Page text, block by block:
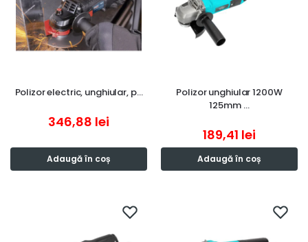
Polizor electric, unghiular, p…
346,88 lei
Adaugă în coș
Polizor unghiular 1200W
125mm …
189,41 lei
Adaugă în coș